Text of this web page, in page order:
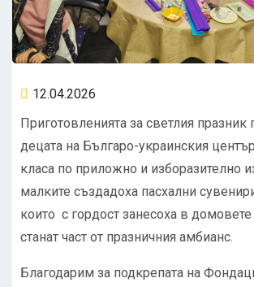
12.04.2026
Приготовленията за светлия
децата на Българо-украинския
класа по приложно и изборазително
малките създадоха пасхални
които с гордост занесоха в домовете
станат част от празничния амбианс.
Благодарим за подкрепата на